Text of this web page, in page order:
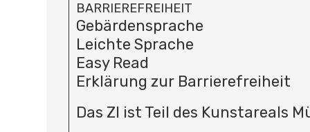
BARRIEREFREIHEIT
Gebärdensprache
Leichte Sprache
Easy Read
Erklärung zur Barrierefreiheit
Das ZI ist Teil des Kunstareals